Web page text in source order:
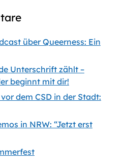
über Queerness: Ein
Unterschrift zählt –
beginnt mit dir!
dem CSD in der Stadt:
in NRW: “Jetzt erst